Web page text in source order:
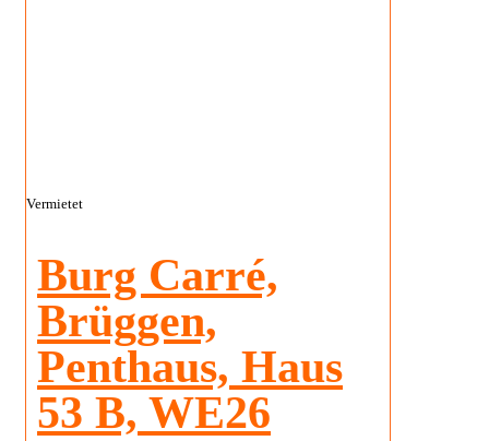
Vermietet
Burg Carré,
Brüggen,
Penthaus, Haus
53 B, WE26